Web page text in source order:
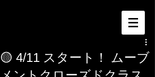
🟡 4/11 スタート！ ムーブ